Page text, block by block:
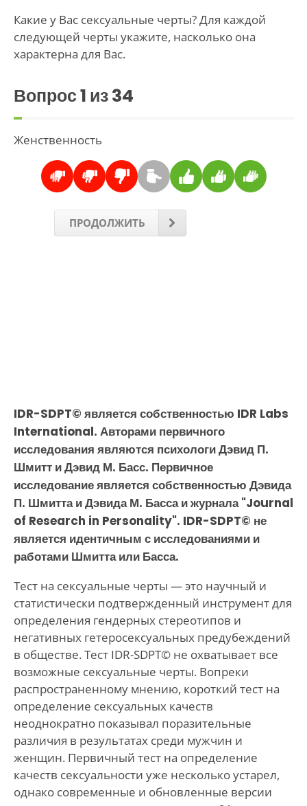
Какие у Вас сексуальные черты? Для каждой
следующей черты укажите, насколько она
характерна для Вас.
Вопрос1 из 34
Женственность
ПРОДОЛЖИТЬ
IDR-SDPT© является собственностью IDR Labs
International. Авторами первичного
исследования являются психологи Дэвид П.
Шмитт и Дэвид М. Басс. Первичное
исследование является собственностью Дэвида
П. Шмитта и Дэвида М. Басса и журнала "Journal
of Research in Personality". IDR-SDPT© не
является идентичным с исследованиями и
работами Шмитта или Басса.
Тест на сексуальные черты — это научный и
статистически подтвержденный инструмент для
определения гендерных стереотипов и
негативных гетеросексуальных предубеждений
в обществе. Тест IDR-SDPT© не охватывает все
возможные сексуальные черты. Вопреки
распространенному мнению, короткий тест на
определение сексуальных качеств
неоднократно показывал поразительные
различия в результатах среди мужчин и
женщин. Первичный тест на определение
качеств сексуальности уже несколько устарел,
однако современные и обновленные версии